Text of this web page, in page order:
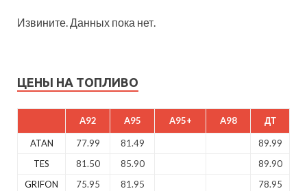
Извините. Данных пока нет.
ЦЕНЫ НА ТОПЛИВО
A92 A95 A95+ A98 ДТ
ATAN 77.99 81.49
89.99
TES
81.50 85.90
89.90
GRIFON
75.95 81.95 78.95